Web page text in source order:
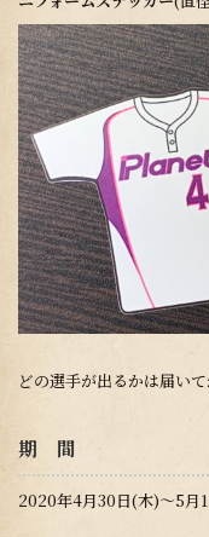
どの選手が出るかは届い
期 間
2020年4月30日(木)～5月